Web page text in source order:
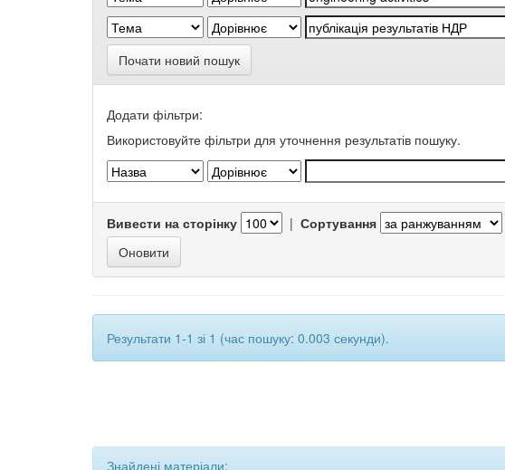
Почати новий пошук
Додати фільтри:
Використовуйте фільтри для уточнення результатів пошуку.
Вивести на сторінку | Сортування
Результати 1-1 зі 1 (час пошуку: 0.003 секунди).
Знайдені матеріали: